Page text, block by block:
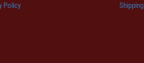
Policy
Shipping